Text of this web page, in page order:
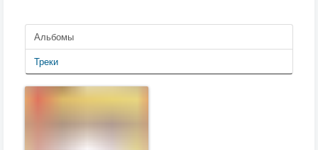
Альбомы
Треки